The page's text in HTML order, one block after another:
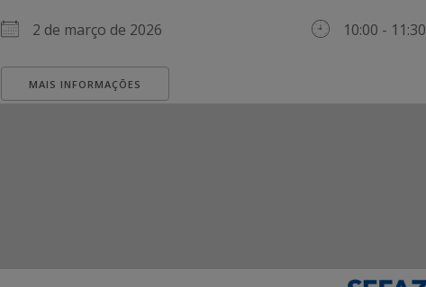
2 de março de 2026 10:00 - 11:30
MAIS INFORMAÇÕES